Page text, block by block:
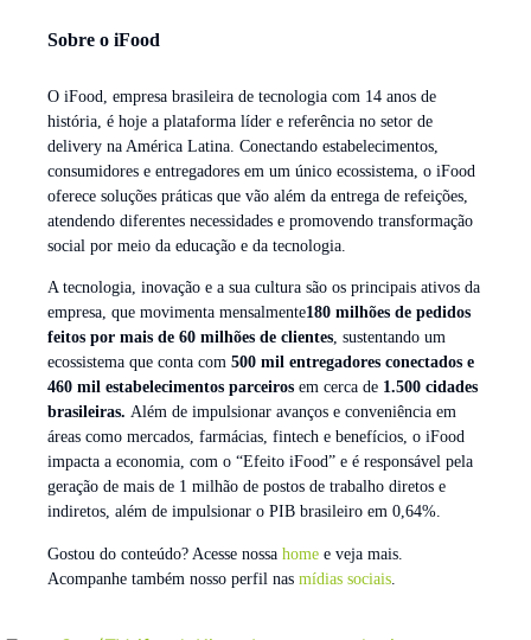
Sobre o iFood
O iFood, empresa brasileira de tecnologia com 14 anos de
história, é hoje a plataforma líder e referência no setor de
delivery na América Latina. Conectando estabelecimentos,
consumidores e entregadores em um único ecossistema, o iFood
oferece soluções práticas que vão além da entrega de refeições,
atendendo diferentes necessidades e promovendo transformação
social por meio da educação e da tecnologia.
A tecnologia, inovação e a sua cultura são os principais ativos da
empresa, que movimenta mensalmente180 milhões de pedidos
feitos por mais de 60 milhões de clientes, sustentando um
ecossistema que conta com 500 mil entregadores conectados e
460 mil estabelecimentos parceiros em cerca de 1.500 cidades
brasileiras. Além de impulsionar avanços e conveniência em
áreas como mercados, farmácias, fintech e benefícios, o iFood
impacta a economia, com o “Efeito iFood” e é responsável pela
geração de mais de 1 milhão de postos de trabalho diretos e
indiretos, além de impulsionar o PIB brasileiro em 0,64%.
Gostou do conteúdo? Acesse nossa home e veja mais.
Acompanhe também nosso perfil nas mídias sociais